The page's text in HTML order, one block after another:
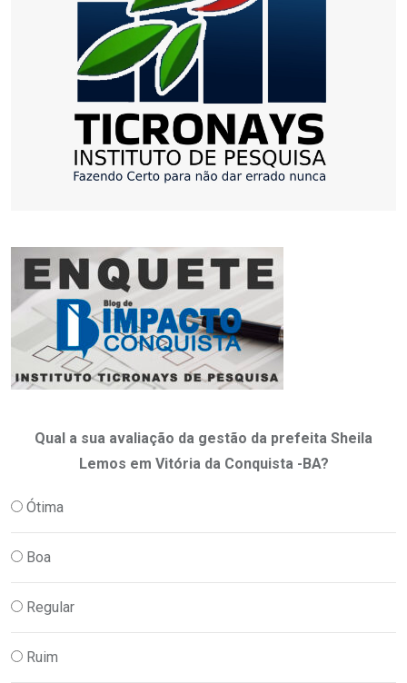
Qual a sua avaliação da gestão da prefeita Sheila
Lemos em Vitória da Conquista -BA?
Ótima
Boa
Regular
Ruim